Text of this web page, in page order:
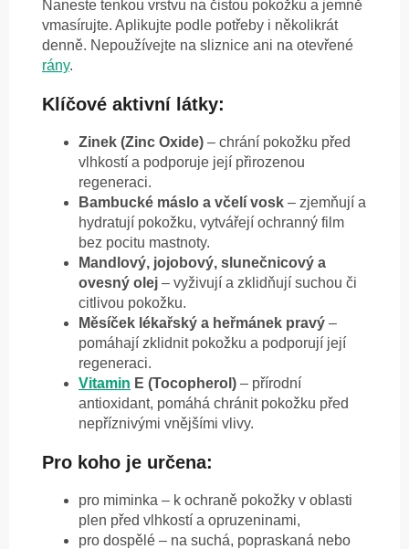
Naneste tenkou vrstvu na čistou pokožku a jemně
vmasírujte. Aplikujte podle potřeby i několikrát
denně. Nepoužívejte na sliznice ani na otevřené
rány.
Klíčové aktivní látky:
Zinek (Zinc Oxide) – chrání pokožku před
vlhkostí a podporuje její přirozenou
regeneraci.
Bambucké máslo a včelí vosk – zjemňují a
hydratují pokožku, vytvářejí ochranný film
bez pocitu mastnoty.
Mandlový, jojobový, slunečnicový a
ovesný olej – vyživují a zklidňují suchou či
citlivou pokožku.
Měsíček lékařský a heřmánek pravý –
pomáhají zklidnit pokožku a podporují její
regeneraci.
Vitamin E (Tocopherol) – přírodní
antioxidant, pomáhá chránit pokožku před
nepříznivými vnějšími vlivy.
Pro koho je určena:
pro miminka – k ochraně pokožky v oblasti
plen před vlhkostí a opruzeninami,
pro dospělé – na suchá, popraskaná nebo